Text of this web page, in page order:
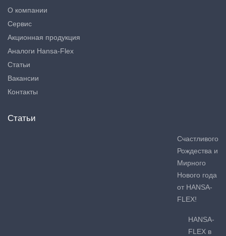
О компании
Сервис
Акционная продукция
Аналоги Hansa-Flex
Статьи
Вакансии
Контакты
Статьи
Счастливого
Рождества и
Мирного
Нового года
от HANSA-
FLEX!
HANSA-
FLEX в